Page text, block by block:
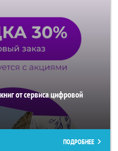
от сервиса цифровой
ПОДРОБНЕЕ